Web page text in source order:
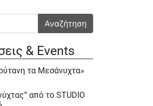
& Events
τα Μεσάνυχτα»
από το STUDIO